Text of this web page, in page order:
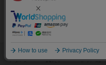
Caravan’s
東京都国分寺市南町2丁